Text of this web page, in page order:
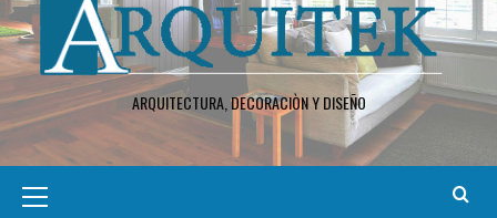
ARQUITECTURA, DECORACIÒN Y DISEÑO